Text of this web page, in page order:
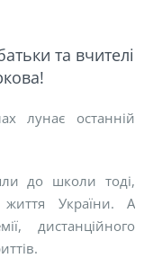
та вчителі
лунає останній
до школи тоді,
України. А
дистанційного